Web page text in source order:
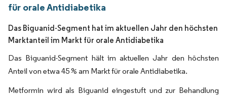
für orale Antidiabetika
Das Biguanid-Segment hat im aktuellen Jahr den höchsten
Marktanteil im Markt für orale Antidiabetika
Das Biguanid-Segment hält im aktuellen Jahr den höchsten
Anteil von etwa 45 % am Markt für orale Antidiabetika.
Metformin wird als Biguanid eingestuft und zur Behandlung